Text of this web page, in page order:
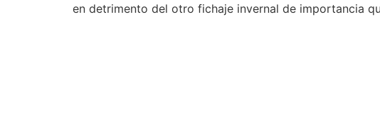
en detrimento del otro fichaje invernal de importancia